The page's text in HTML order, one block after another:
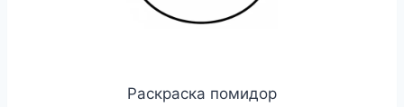
Раскраска помидор